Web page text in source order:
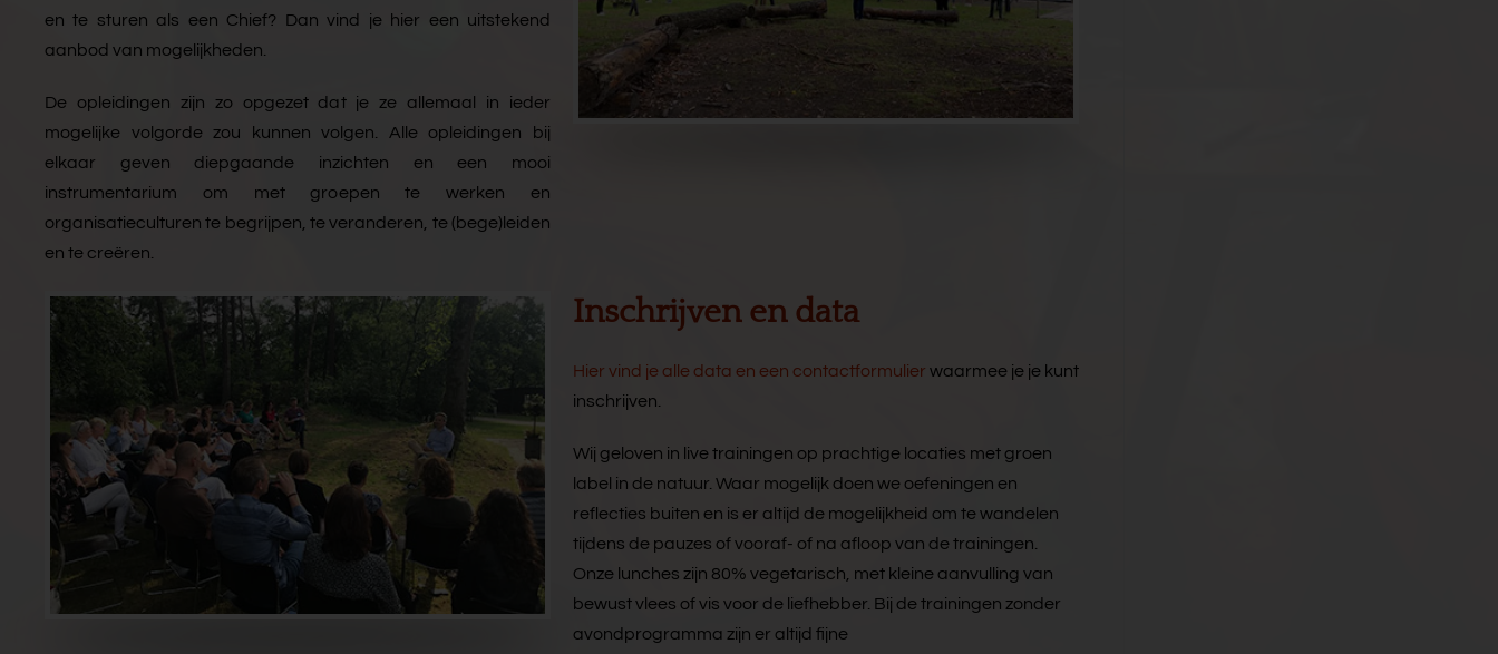
en te sturen als een Chief? Dan vind je hier een uitstekend
aanbod van mogelijkheden.
De opleidingen zijn zo opgezet dat je ze allemaal in ieder
mogelijke volgorde zou kunnen volgen. Alle opleidingen bij
elkaar geven diepgaande inzichten en een mooi
instrumentarium om met groepen te werken en
organisatieculturen te begrijpen, te veranderen, te (bege)leiden
en te creëren.
Inschrijven en data
Hier vind je alle data en een contactformulier waarmee je je kunt
inschrijven.
Wij geloven in live trainingen op prachtige locaties met groen
label in de natuur. Waar mogelijk doen we oefeningen en
reflecties buiten en is er altijd de mogelijkheid om te wandelen
tijdens de pauzes of vooraf- of na afloop van de trainingen.
Onze lunches zijn 80% vegetarisch, met kleine aanvulling van
bewust vlees of vis voor de liefhebber. Bij de trainingen zonder
avondprogramma zijn er altijd fijne